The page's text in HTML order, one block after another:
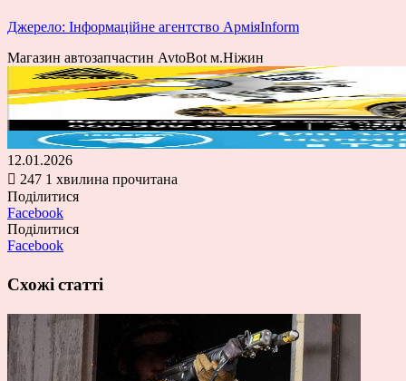
Джерело: Інформаційне агентство АрміяInform
Магазин автозапчастин AvtoBot м.Ніжин
12.01.2026
247 1 хвилина прочитана
Поділитися
Facebook
Поділитися
Facebook
Схожі статті